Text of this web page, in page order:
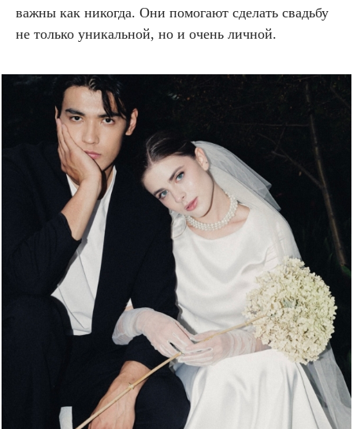
важны как никогда. Они помогают сделать свадьбу
не только уникальной, но и очень личной.